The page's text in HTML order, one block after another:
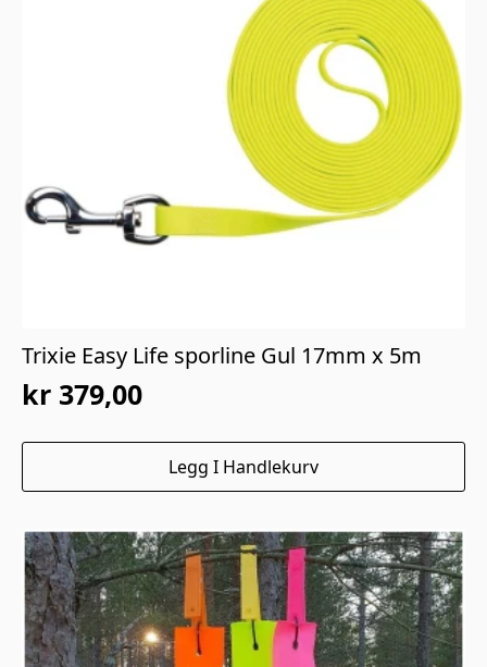
Trixie Easy Life sporline Gul 17mm x 5m
kr 379,00
Legg I Handlekurv